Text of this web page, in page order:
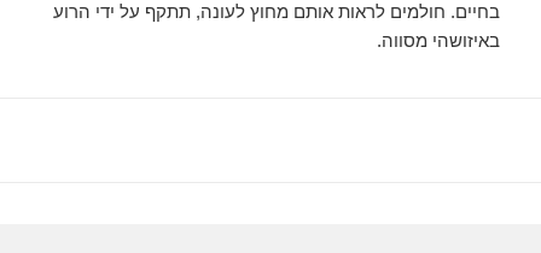
בחיים. חולמים לראות אותם מחוץ לעונה, תתקף על ידי הרוע
באיזושהי מסווה.